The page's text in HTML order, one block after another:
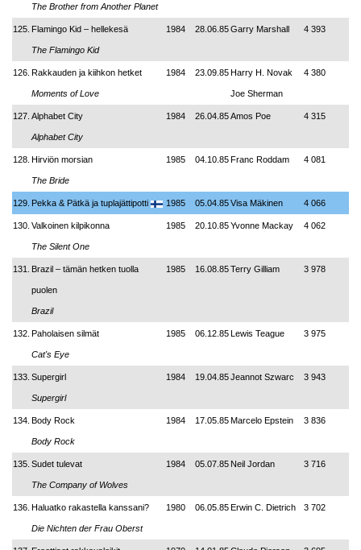
The Brother from Another Planet
125. Flamingo Kid – hellekesä
The Flamingo Kid
1984 28.06.85Garry Marshall 4 393
126. Rakkauden ja kiihkon hetket
Moments of Love
1984 23.09.85Harry H. Novak
Joe Sherman
4 380
127. Alphabet City
Alphabet City
1984 26.04.85Amos Poe 4 315
128. Hirviön morsian
The Bride
1985 04.10.85Franc Roddam 4 081
129. Pekka & Pätkä ja tuplajättipotti 1985 05.04.85Visa Mäkinen 4 066
130. Valkoinen kilpikonna
The Silent One
1985 20.10.85Yvonne Mackay 4 062
131. Brazil – tämän hetken tuolla
puolen
Brazil
1985 16.08.85Terry Gilliam 3 978
132. Paholaisen silmät
Cat's Eye
1985 06.12.85Lewis Teague 3 975
133. Supergirl
Supergirl
1984 19.04.85Jeannot Szwarc 3 943
134. Body Rock
Body Rock
1984 17.05.85Marcelo Epstein 3 836
135. Sudet tulevat
The Company of Wolves
1984 05.07.85 Neil Jordan 3 716
136. Haluatko rakastella kanssani?
Die Nichten der Frau Oberst
1980 06.05.85Erwin C. Dietrich 3 702